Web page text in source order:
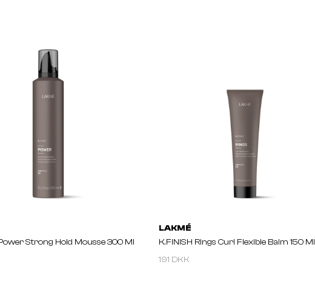
Strong Hold Mousse 300 Ml
LAKMÉ
K.FINISH Rings Curl Flexible Balm 150 Ml
191 DKK